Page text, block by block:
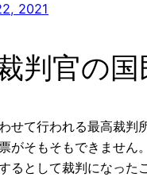
2021
判官の国
せて行われる最高裁判
がそもそもできません
るとして裁判になった